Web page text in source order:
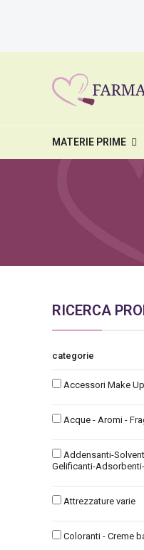
MATERIE PRIME
RICERCA
Accessori Make Up
Acque - Aromi -
Addensanti-
Gelificanti-
Attrezzature varie
Coloranti - Creme